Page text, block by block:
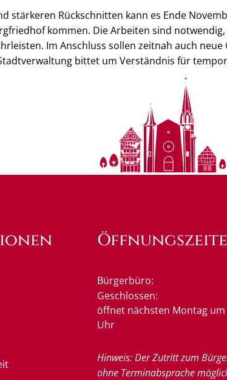
stärkeren Rückschnitten kann es Ende
kommen. Die Arbeiten sind
Im Anschluss sollen zeitnah auch neue
bittet um Verständnis für
Bürgerbüro:
Klicken, um weitere
Geschlossen:
öffnet nächsten Montag um
Uhr
Hinweis: Der Zutritt zum
ohne Terminabsprache